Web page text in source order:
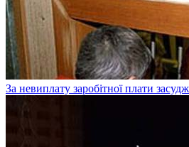
За невиплату заробітної плати